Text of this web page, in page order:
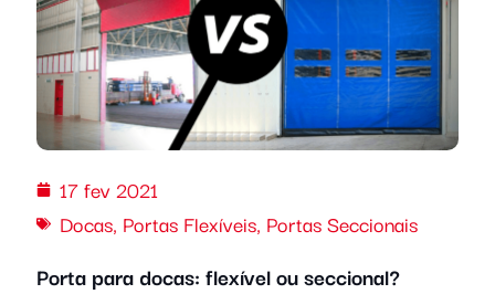
17 fev 2021
Docas, Portas Flexíveis, Portas Seccionais
Porta para docas: flexível ou seccional?